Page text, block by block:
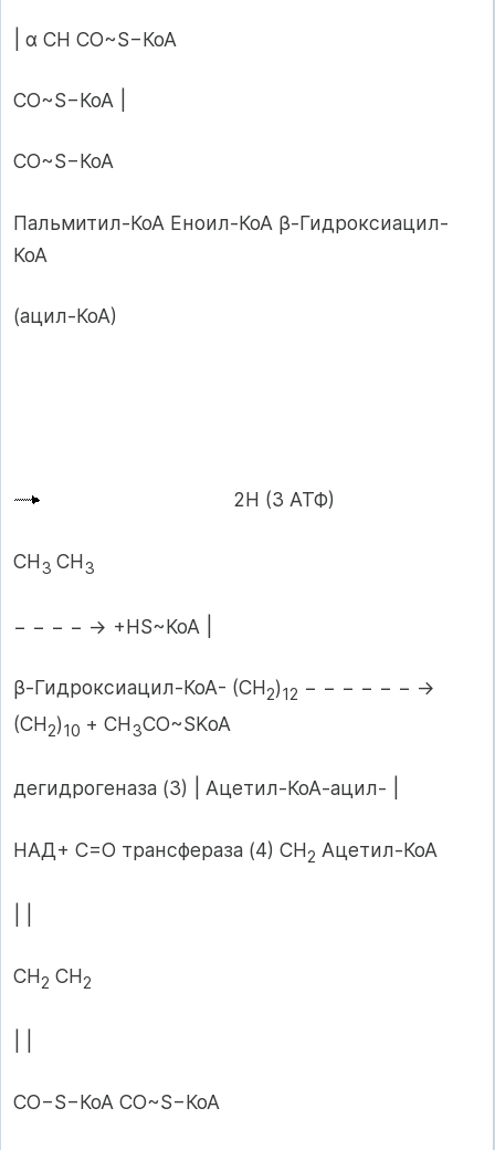
| α СН СО~S−КоА
СО~S−КоА |
СО~S−КоА
Пальмитил-КоА Еноил-КоА β-Гидроксиацил-
КоА
(ацил-КоА)
2Н (3 АТФ)
СН3 СН3
− − − − → +HS~КоА |
β-Гидроксиацил-КоА- (СН2)12 − − − − − − →
(СН2)10 + CH3CO~SKoA
дегидрогеназа (3) | Ацетил-КоА-ацил- |
НАД+ С=О трансфераза (4) СН2 Ацетил-КоА
СН2 СН2
СО−S−КоА СО~S−КоА